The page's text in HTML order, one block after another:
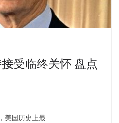
受临终关怀 盘点
美国历史上最